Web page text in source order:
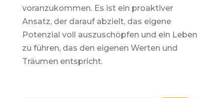
voranzukommen. Es ist ein proaktiver
Ansatz, der darauf abzielt, das eigene
Potenzial voll auszuschöpfen und ein Leben
zu führen, das den eigenen Werten und
Träumen entspricht.